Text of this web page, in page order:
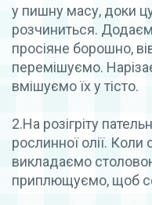
у пишну масу, доки
розчиниться.
просіяне борошно,
перемішуємо.
вмішуємо їх у тісто.
2.На розігріту
рослинної олії. Коли
викладаємо
приплющуємо, щоб